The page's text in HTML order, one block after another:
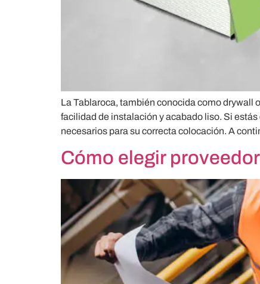
La Tablaroca, también conocida como drywall
facilidad de instalación y acabado liso. Si
necesarios para su correcta colocación. A
Cómo elegir